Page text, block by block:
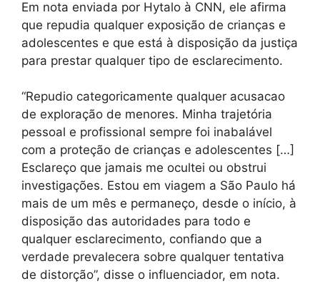
Em nota enviada por Hytalo à CNN, ele afirma
que repudia qualquer exposição de crianças e
adolescentes e que está à disposição da justiça
para prestar qualquer tipo de esclarecimento.
“Repudio categoricamente qualquer acusacao
de exploração de menores. Minha trajetória
pessoal e profissional sempre foi inabalável
com a proteção de crianças e adolescentes […]
Esclareço que jamais me ocultei ou obstrui
investigações. Estou em viagem a São Paulo há
mais de um mês e permaneço, desde o início, à
disposição das autoridades para todo e
qualquer esclarecimento, confiando que a
verdade prevalecera sobre qualquer tentativa
de distorção”, disse o influenciador, em nota.